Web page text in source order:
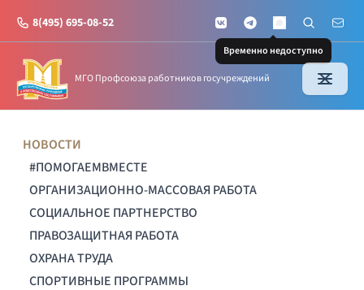
8(495) 695-08-52 VKontakteTelegramMAX
Временно недоступно
Поиск по
Почта
МГО Профсоюза работников госучреждений
НОВОСТИ
#ПОМОГАЕМВМЕСТЕ
ОРГАНИЗАЦИОННО-МАССОВАЯ РАБОТА
СОЦИАЛЬНОЕ ПАРТНЕРСТВО
ПРАВОЗАЩИТНАЯ РАБОТА
ОХРАНА ТРУДА
СПОРТИВНЫЕ ПРОГРАММЫ